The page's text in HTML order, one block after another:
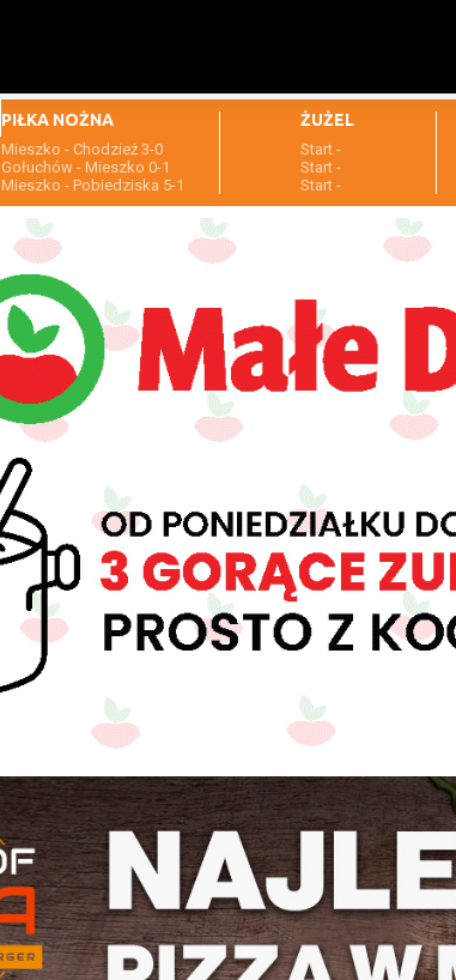
PIŁKA NOŻNA
Mieszko - Chodzież 3-0
Gołuchów - Mieszko 0-1
Mieszko - Pobiedziska 5-1
ŻUŻEL
Start -
Start -
Start -